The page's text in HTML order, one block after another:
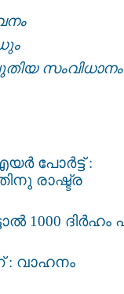
സംവിധാനം
പോര്‍ട്ട് :
രാഷ്ട്ര
1000 ദിർഹം
വാഹനം